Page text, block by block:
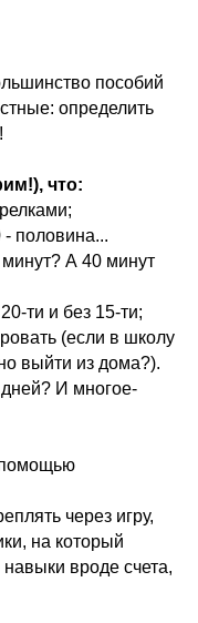
пособий
определить
что:
- половина...
минут? А 40 минут
ти и без 15-ти;
(если в школу
выйти из дома?).
дней? И многое-
помощью
через игру,
на который
вроде счета,